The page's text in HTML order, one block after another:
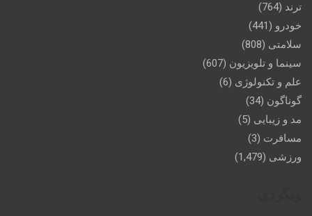
ترند (764)
خودرو (441)
سلامتی (808)
سینما و تلویزیون (607)
علم و تکنولوژی (6)
گوناگون (34)
مد و زیبایی (5)
مسافرت (3)
ورزشی (1,479)